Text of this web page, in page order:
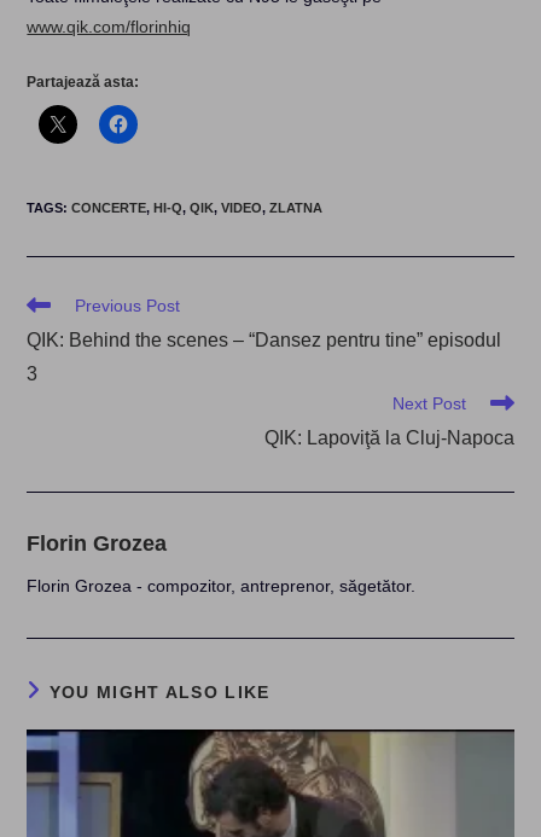
www.qik.com/florinhiq
Partajează asta:
TAGS:CONCERTE, HI-Q, QIK, VIDEO, ZLATNA
Read
articles
Previous Post
QIK: Behind the scenes – “Dansez pentru tine” episodul
3
Next Post
QIK: Lapoviţă la Cluj-Napoca
Florin Grozea
Florin Grozea - compozitor, antreprenor, săgetător.
YOU MIGHT ALSO LIKE